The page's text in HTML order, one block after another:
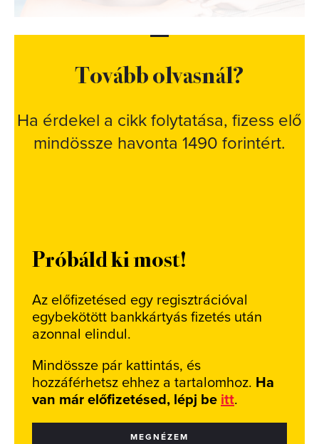
Tovább olvasnál?
Ha érdekel a cikk folytatása, fizess elő
mindössze havonta 1490 forintért.
Próbáld ki most!
Az előfizetésed egy regisztrációval
egybekötött bankkártyás fizetés után
azonnal elindul.
Mindössze pár kattintás, és
hozzáférhetsz ehhez a tartalomhoz. Ha
van már előfizetésed, lépj be itt.
MEGNÉZEM